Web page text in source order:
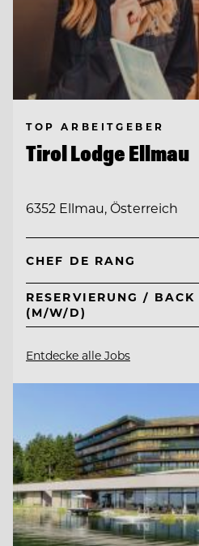
TOP ARBEITGEBER
Tirol Lodge Ellmau
6352 Ellmau, Österreich
CHEF DE RANG
RESERVIERUNG /
(M/W/D)
Entdecke alle Jobs